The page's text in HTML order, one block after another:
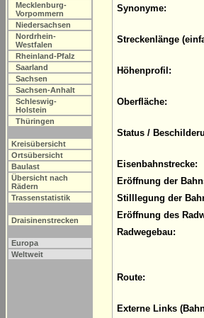
Mecklenburg-
Vorpommern
Niedersachsen
Nordrhein-
Westfalen
Rheinland-Pfalz
Saarland
Sachsen
Sachsen-Anhalt
Schleswig-
Holstein
Thüringen
Kreisübersicht
Ortsübersicht
Baulast
Übersicht nach
Rädern
Trassenstatistik
Draisinenstrecken
Europa
Weltweit
Synonyme:
Streckenlänge
Höhenprofil:
Oberfläche:
Status /
Eisenbahnstrecke:
Eröffnung der
Stilllegung der
Eröffnung des
Radwegebau:
Route:
Externe Links